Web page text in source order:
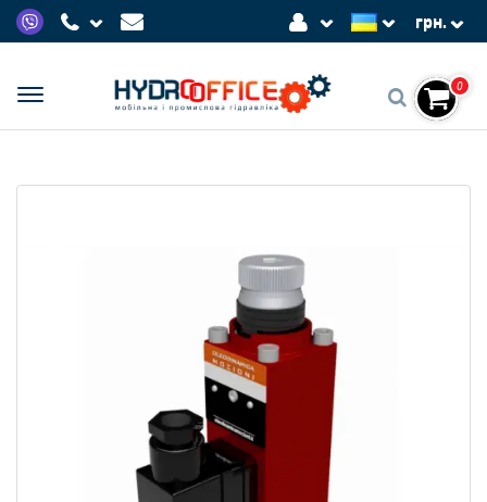
грн.
0